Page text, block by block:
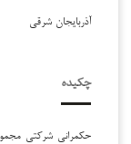
آذربایجان شرقی
چکیده
حکمرانی شرکتی